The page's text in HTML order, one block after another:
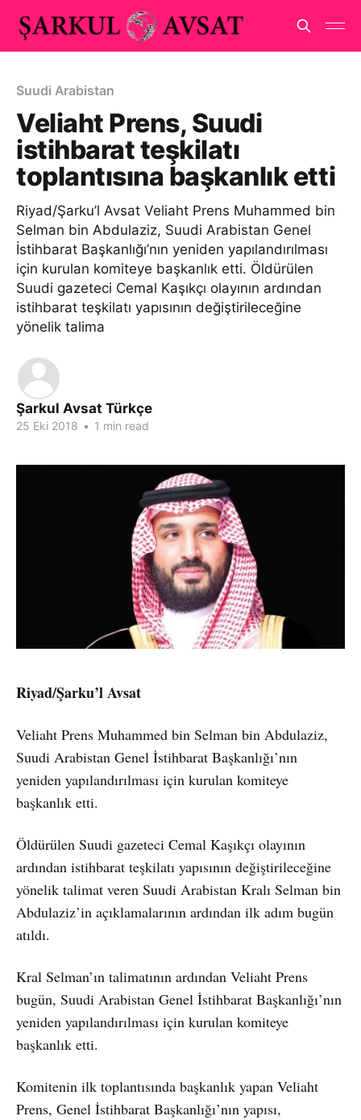
Suudi Arabistan
Veliaht Prens, Suudi
istihbarat teşkilatı
toplantısına başkanlık etti
Riyad/Şarku’l Avsat Veliaht Prens Muhammed bin
Selman bin Abdulaziz, Suudi Arabistan Genel
İstihbarat Başkanlığı’nın yeniden yapılandırılması
için kurulan komiteye başkanlık etti. Öldürülen
Suudi gazeteci Cemal Kaşıkçı olayının ardından
istihbarat teşkilatı yapısının değiştirileceğine
yönelik talima
Şarkul Avsat Türkçe
25 Eki 2018 • 1 min read
Riyad/Şarku’l Avsat
Veliaht Prens Muhammed bin Selman bin Abdulaziz,
Suudi Arabistan Genel İstihbarat Başkanlığı’nın
yeniden yapılandırılması için kurulan komiteye
başkanlık etti.
Öldürülen Suudi gazeteci Cemal Kaşıkçı olayının
ardından istihbarat teşkilatı yapısının değiştirileceğine
yönelik talimat veren Suudi Arabistan Kralı Selman bin
Abdulaziz’in açıklamalarının ardından ilk adım bugün
atıldı.
Kral Selman’ın talimatının ardından Veliaht Prens
bugün, Suudi Arabistan Genel İstihbarat Başkanlığı’nın
yeniden yapılandırılması için kurulan komiteye
başkanlık etti.
Komitenin ilk toplantısında başkanlık yapan Veliaht
Prens, Genel İstihbarat Başkanlığı’nın yapısı,